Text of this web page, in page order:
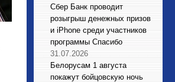
Сбер Банк проводит
розыгрыш денежных призов
и iPhone среди участников
программы Спасибо
31.07.2026
Белорусам 1 августа
покажут бойцовскую ночь